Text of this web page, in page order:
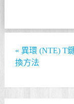
« 異環 (NTE) T
換方法